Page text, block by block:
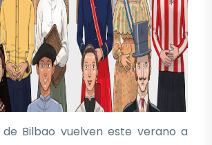
de Bilbao vuelven este verano a